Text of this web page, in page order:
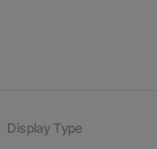
Display Type